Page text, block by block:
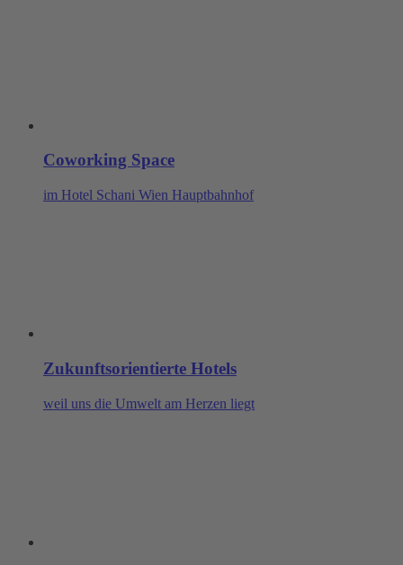
Coworking Space
im Hotel Schani Wien Hauptbahnhof
Zukunftsorientierte Hotels
weil uns die Umwelt am Herzen liegt